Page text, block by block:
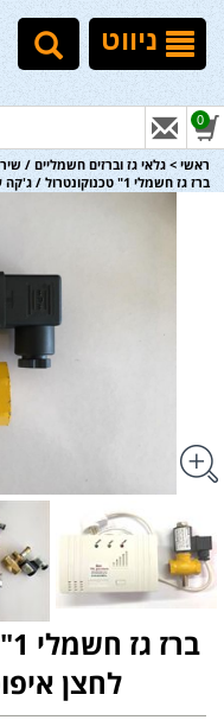
ניווט
0
ראשי > גלאי גז וברזים חשמליים /
ברז גז חשמלי 1" טכנוקונטרול / ג'קה עם לחצן איפוס ידני ללחץ 6 בר
לחצן איפוס